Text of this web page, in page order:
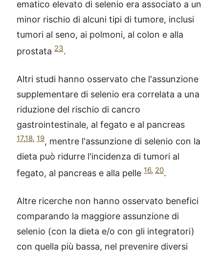
ematico elevato di selenio era associato a un
minor rischio di alcuni tipi di tumore, inclusi
tumori al seno, ai polmoni, al colon e alla
prostata 23.
Altri studi hanno osservato che l'assunzione
supplementare di selenio era correlata a una
riduzione del rischio di cancro
gastrointestinale, al fegato e al pancreas
17,18, 19, mentre l'assunzione di selenio con la
dieta può ridurre l'incidenza di tumori al
fegato, al pancreas e alla pelle 16, 20.
Altre ricerche non hanno osservato benefici
comparando la maggiore assunzione di
selenio (con la dieta e/o con gli integratori)
con quella più bassa, nel prevenire diversi